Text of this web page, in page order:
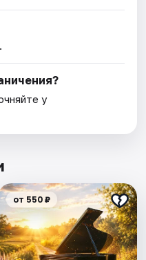
у
от 550 ₽